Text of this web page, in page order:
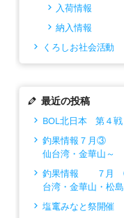
入荷情報
納入情報
くろしお社会活動
最近の投稿
BOL北日本 第４
釣果情報７月③ ～
仙台湾・金華山～
釣果情報 ７月
台湾・金華山・松
塩竃みなと祭開催